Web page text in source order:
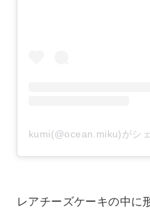
kumi(@ocean.miku)がシ
レアチーズケーキの中に